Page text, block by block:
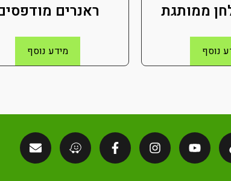
ממותגת
נוסף
ראנרים
מידע נוסף